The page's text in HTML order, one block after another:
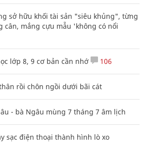
sở hữu khối tài sản "siêu khủng", từng
cân, mắng cựu mẫu 'không có nổi
lớp 8, 9 cơ bản cần nhớ 106
rồi chôn ngồi dưới bãi cát
- bà Ngâu mùng 7 tháng 7 âm lịch
sạc điện thoại thành hình lò xo